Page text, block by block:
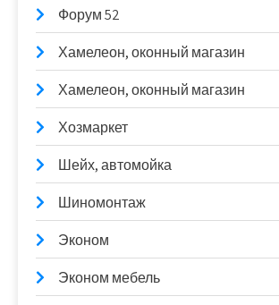
Форум 52
Хамелеон, оконный магазин
Хамелеон, оконный магазин
Хозмаркет
Шейх, автомойка
Шиномонтаж
Эконом
Эконом мебель